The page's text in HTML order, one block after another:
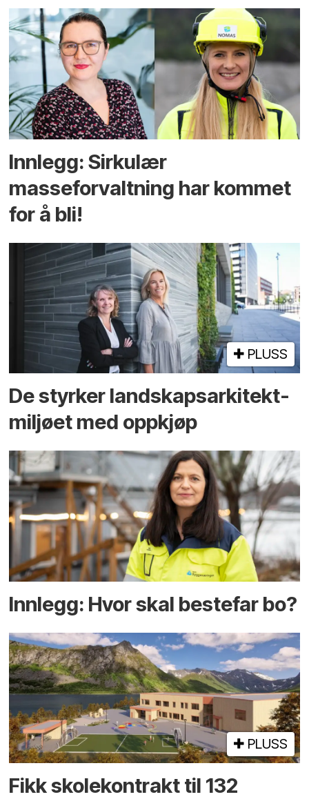
Innlegg: Sirkulær
masseforvaltning har kommet
for å bli!
PLUSS
De styrker landskaps­arkitekt­
miljøet med oppkjøp
Innlegg: Hvor skal bestefar bo?
PLUSS
Fikk skole­kontrakt til 132